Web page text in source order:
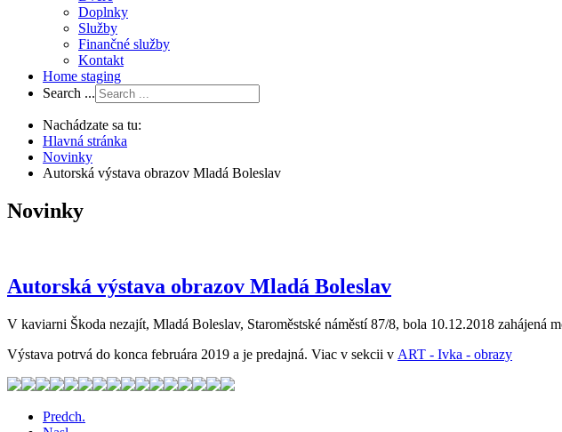
Doplnky
Služby
Finančné služby
Kontakt
Home staging
Search ...
Nachádzate sa tu:
Hlavná stránka
Novinky
Autorská výstava obrazov Mladá Boleslav
Novinky
Autorská výstava obrazov Mladá Boleslav
V kaviarni Škoda nezajít, Mladá Boleslav, Staroměstské náměstí 87/8, bola 10.12.2018 zahájená
Výstava potrvá do konca februára 2019 a je predajná. Viac v sekcii v ART - Ivka - obrazy
Predch.